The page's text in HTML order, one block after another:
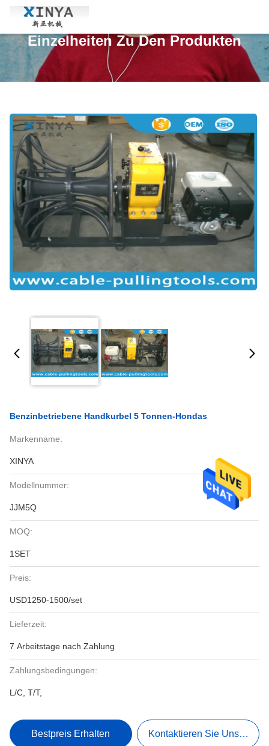
Einzelheiten Zu Den Produkten
Benzinbetriebene Handkurbel 5 Tonnen-Hondas
Markenname:
XINYA
Modellnummer:
JJM5Q
MOQ:
1SET
Preis:
USD1250-1500/set
Lieferzeit:
7 Arbeitstage nach Zahlung
Zahlungsbedingungen:
L/C, T/T,
Bestpreis Erhalten Kontaktieren Sie Uns Jetzt